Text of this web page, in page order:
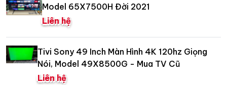
Model 65X7500H Đời 2021
Liên hệ
Tivi Sony 49 Inch Màn Hình 4K 120hz Giọng
Nói, Model 49X8500G - Mua TV Cũ
Liên hệ